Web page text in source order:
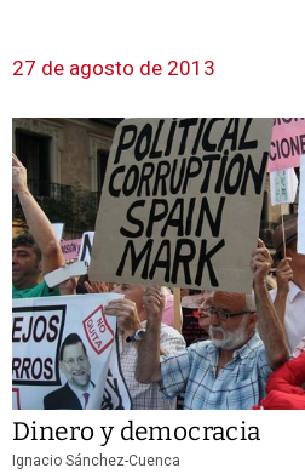
27 de agosto de 2013
Dinero y democracia
Ignacio Sánchez-Cuenca